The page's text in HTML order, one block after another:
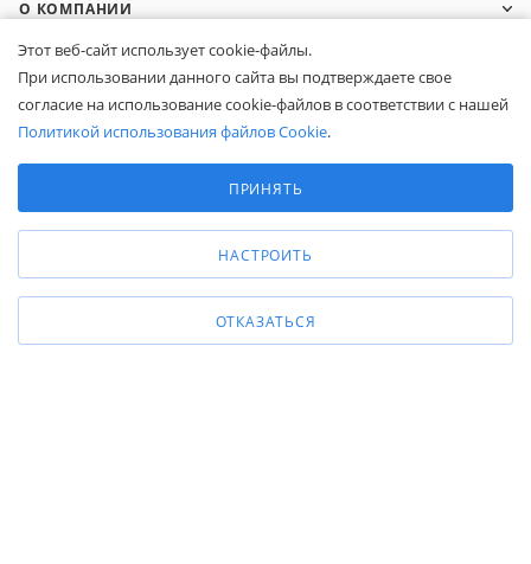
О КОМПАНИИ
ПОКУПАТЕЛЯМ
8 (800) 600-95-10 ЗАКАЗАТЬ ЗВОНОК
zakaz@belapex.ru
г. Москва, ул. Промышленная, д. 11
Этот веб-сайт использует cookie-файлы.
При использовании данного сайта вы подтверждаете свое
согласие на использование cookie-файлов в соответствии с нашей
Политикой использования файлов Cookie.
Аналитические/Функциональные
ПРИНЯТЬ
НАСТРОИТЬ
ОТКАЗАТЬСЯ